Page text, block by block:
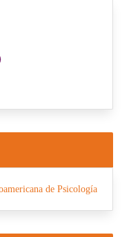
de Psicología